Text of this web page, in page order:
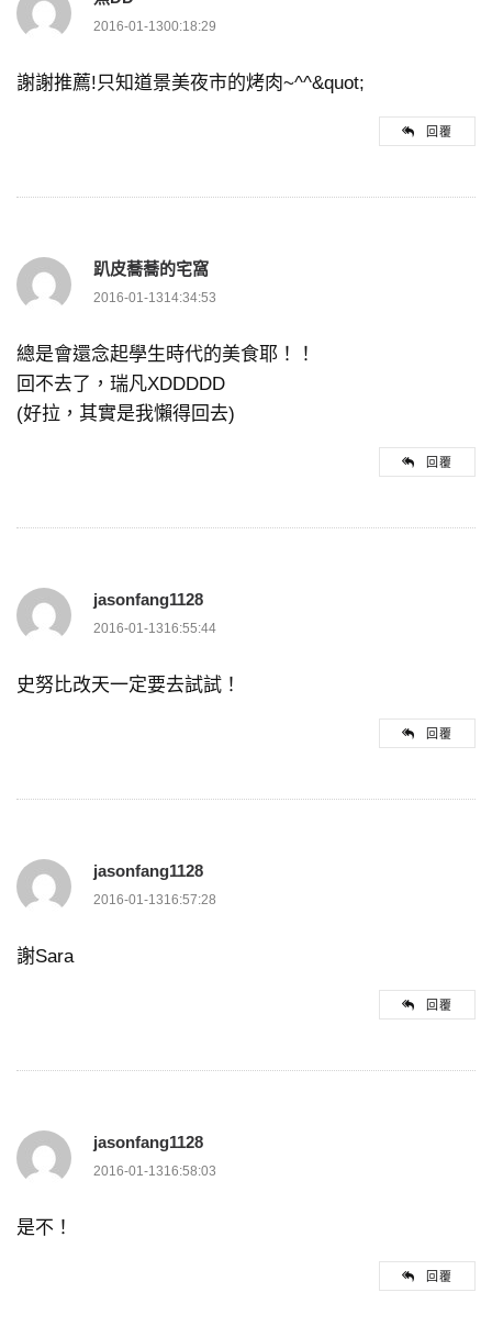
2016-01-1300:18:29
謝謝推薦!只知道景美夜市的烤肉~^^&quot;
回覆
趴皮蕎蕎的宅窩
2016-01-1314:34:53
總是會還念起學生時代的美食耶！！
回不去了，瑞凡XDDDDD
(好拉，其實是我懶得回去)
回覆
jasonfang1128
2016-01-1316:55:44
史努比改天一定要去試試！
回覆
jasonfang1128
2016-01-1316:57:28
謝Sara
回覆
jasonfang1128
2016-01-1316:58:03
是不！
回覆